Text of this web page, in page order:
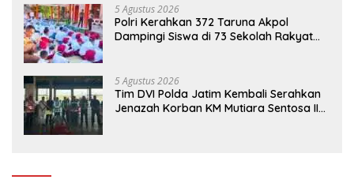
5 Agustus 2026
Polri Kerahkan 372 Taruna Akpol
Dampingi Siswa di 73 Sekolah Rakyat
5 Agustus 2026
Tim DVI Polda Jatim Kembali Serahkan
Jenazah Korban KM Mutiara Sentosa II